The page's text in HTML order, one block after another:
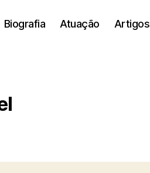
Biografia Atuação Artigos